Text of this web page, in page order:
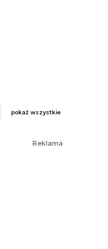
pokaż wszystkie
Reklama